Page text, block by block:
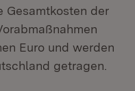
Gesamtkosten der
Euro und werden
getragen.